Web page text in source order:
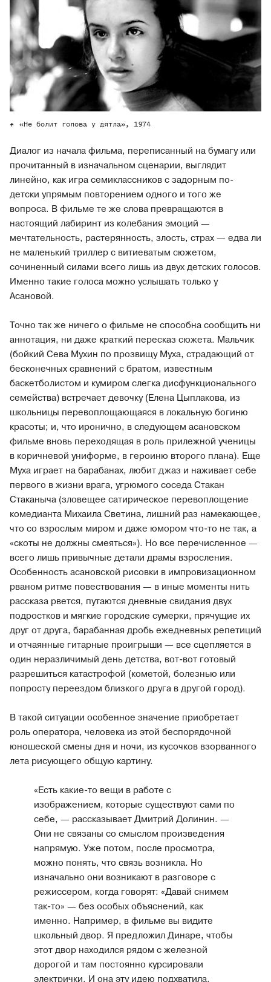
«Не болит голова у дятла», 1974
Диалог из начала фильма, переписанный на бумагу или
прочитанный в изначальном сценарии, выглядит
линейно, как игра семиклассников с задорным по-
детски упрямым повторением одного и того же
вопроса. В фильме те же слова превращаются в
настоящий лабиринт из колебания эмоций —
мечтательность, растерянность, злость, страх — едва ли
не маленький триллер с витиеватым сюжетом,
сочиненный силами всего лишь из двух детских голосов.
Именно такие голоса можно услышать только у
Асановой.
Точно так же ничего о фильме не способна сообщить ни
аннотация, ни даже краткий пересказ сюжета. Мальчик
(бойкий Сева Мухин по прозвищу Муха, страдающий от
бесконечных сравнений с братом, известным
баскетболистом и кумиром слегка дисфункционального
семейства) встречает девочку (Елена Цыплакова, из
школьницы перевоплощающаяся в локальную богиню
красоты; и, что иронично, в следующем асановском
фильме вновь переходящая в роль прилежной ученицы
в коричневой униформе, в героиню второго плана). Еще
Муха играет на барабанах, любит джаз и наживает себе
первого в жизни врага, угрюмого соседа Стакан
Стаканыча (зловещее сатирическое перевоплощение
комедианта Михаила Светина, лишний раз намекающее,
что со взрослым миром и даже юмором что-то не так, а
«скоты не должны смеяться»). Но все перечисленное —
всего лишь привычные детали драмы взросления.
Особенность асановской рисовки в импровизационном
рваном ритме повествования — в иные моменты нить
рассказа рвется, путаются дневные свидания двух
подростков и мягкие городские сумерки, прячущие их
друг от друга, барабанная дробь ежедневных репетиций
и отчаянные гитарные проигрыши — все сцепляется в
один неразличимый день детства, вот-вот готовый
разрешиться катастрофой (кометой, болезнью или
попросту переездом близкого друга в другой город).
В такой ситуации особенное значение приобретает
роль оператора, человека из этой беспорядочной
юношеской смены дня и ночи, из кусочков взорванного
лета рисующего общую картину.
«Есть какие-то вещи в работе с
изображением, которые существуют сами по
себе, — рассказывает Дмитрий Долинин. —
Они не связаны со смыслом произведения
напрямую. Уже потом, после просмотра,
можно понять, что связь возникла. Но
изначально они возникают в разговоре с
режиссером, когда говорят: «Давай снимем
так-то» — без особых объяснений, как
именно. Например, в фильме вы видите
школьный двор. Я предложил Динаре, чтобы
этот двор находился рядом с железной
дорогой и там постоянно курсировали
электрички. И она эту идею подхватила.